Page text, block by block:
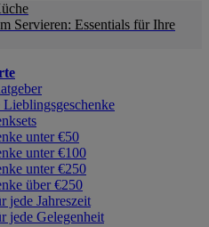
Servieren: Essentials für Ihre
Lieblingsgeschenke
unter €50
unter €100
unter €250
über €250
jede Jahreszeit
jede Gelegenheit